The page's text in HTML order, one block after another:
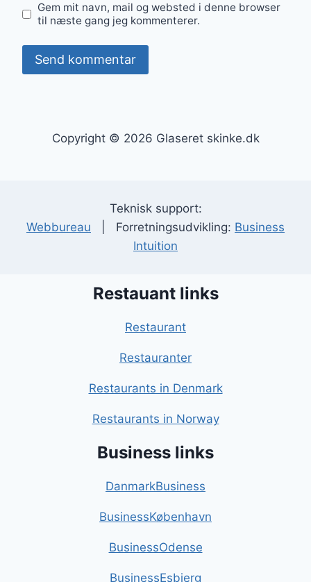
Gem mit navn, mail og websted i denne browser
til næste gang jeg kommenterer.
Copyright © 2026 Glaseret skinke.dk
Teknisk support:
Webbureau | Forretningsudvikling: Business
Intuition
Restauant links
Restaurant
Restauranter
Restaurants in Denmark
Restaurants in Norway
Business links
DanmarkBusiness
BusinessKøbenhavn
BusinessOdense
BusinessEsbjerg